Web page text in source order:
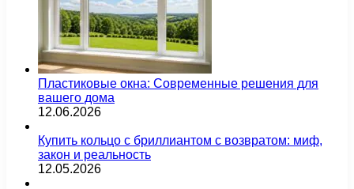
Пластиковые окна: Современные решения для
вашего дома
12.06.2026
Купить кольцо с бриллиантом с возвратом: миф,
закон и реальность
12.05.2026